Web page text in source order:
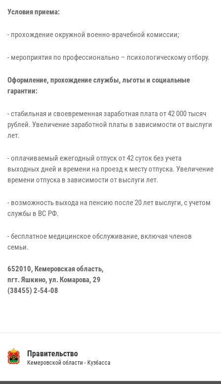
Условия приема:
- прохождение окружной военно-врачебной комиссии;
- мероприятия по профессионально – психологическому отбору.
Оформление, прохождение службы, льготы и социальные
гарантии:
- стабильная и своевременная заработная плата от 42 000 тысяч
рублей. Увеличение заработной платы в зависимости от выслуги
лет.
- оплачиваемый ежегодный отпуск от 42 суток без учета
выходных дней и времени на проезд к месту отпуска. Увеличение
времени отпуска в зависимости от выслуги лет.
- возможность выхода на пенсию после 20 лет выслуги, с учетом
службы в ВС РФ.
- бесплатное медицинское обслуживание, включая членов
семьи.
652010, Кемеровская область,
пгт. Яшкино, ул. Комарова, 29
(38455) 2-54-08
Правительство
Кемеровской области - Кузбасса